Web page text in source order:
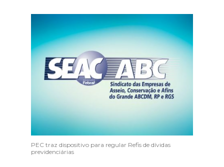
PEC traz dispositivo para regular Refis de dívidas
previdenciárias